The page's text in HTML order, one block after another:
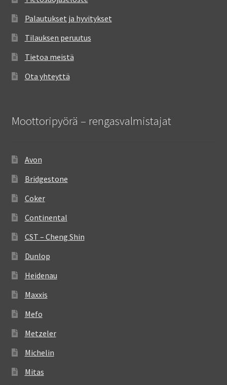
Palautukset ja hyvitykset
Tilauksen peruutus
Tietoa meistä
Ota yhteyttä
Moottoripyörä – rengasvalmistajat
Avon
Bridgestone
Coker
Continental
CST – Cheng Shin
Dunlop
Heidenau
Maxxis
Mefo
Metzeler
Michelin
Mitas